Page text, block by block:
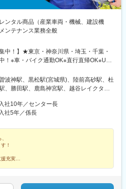
ンタル商品（産業車両・機械、建設機
ンテナンス業務全般
中！】★東京・神奈川県・埼玉・千葉・
！※車・バイク通勤OK※直行直帰OK※U・I
煙（敷地内喫煙場所あり）※将来的には転
ご相談の上で決定します＜勤務地一覧＞
道（苫小牧）■岩手（北上）■宮城（石
（千葉・市原・市川・柏）■東京（日
戸川・港）■神奈川（川崎・横浜・相模
豊橋・岡崎・豊田・刈谷・瀬戸・尾張
屋・清須・東海・半田・あま）■三重（四
大阪・茨木・大阪・堺）■兵庫（尼崎・
島（広島）【九州】■福岡（北九州・福
波神駅、黒松駅(宮城県)、陸前高砂駅、杜
、勝田駅、鹿島神宮駅、越谷レイクタウ
駅、品川駅、船堀駅、東雲駅(東京都)、北
浜川崎駅、追浜駅、元町・中華街駅、綱
駅、竪堀駅、清水駅(静岡県)、東静岡駅、
駅、天竜川駅、上島駅、西焼津駅、高師
母駅、東刈谷駅、東成岩駅、瀬戸口駅、
寺駅、春日井駅(中央本線)、石仏駅、神沢
和駅(愛知県)、尾張瀬戸駅、阿倉川駅、吉
ポートターミナル駅、浜の宮駅、牛田駅
社10年／センター長
社5年／係長
！
充実